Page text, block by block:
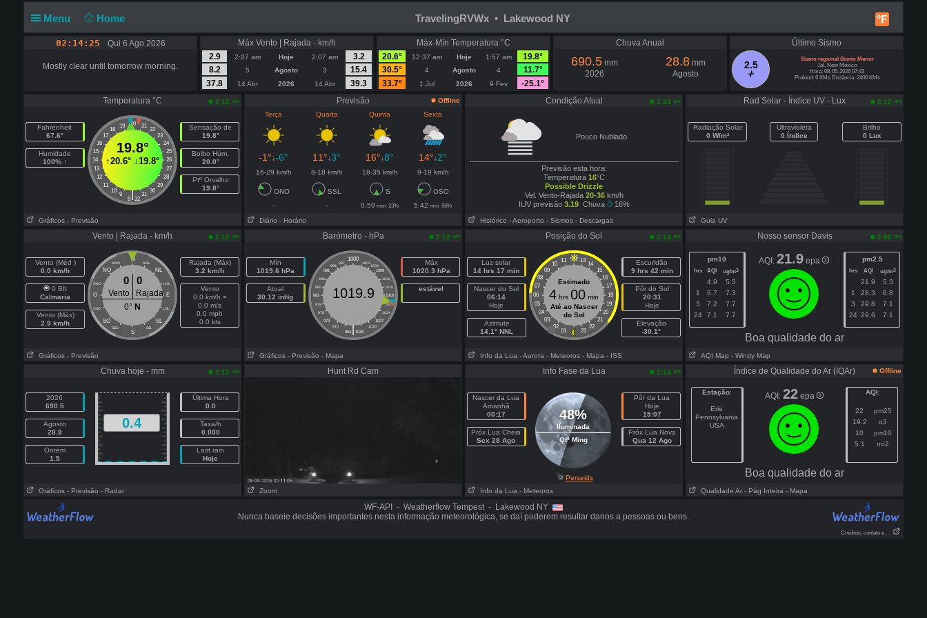
Menu Home °F
TravelingRVWx • Lakewood NY
02:14:25 Qui 6 Ago 2026
Mostly clear until tomorrow morning.
Máx Vento | Rajada - km/h
2.9
2:07 am Hoje 2:07 am
3.2
8.2
5 Agosto 3
15.4
37.8
14 Abr 2026 14 Abr 39.3
Máx-Mín Temperatura °C
20.6°
12:37 am Hoje 1:57 am
19.8°
30.5°
4 Agosto 4
11.7°
33.7°
1 Jul 2026 9 Fev -25.1°
Chuva Anual
690.5 mm
2026
28.8 mm
Agosto
Último Sismo
2.5
Sismo regional Sismo Menor
Jal, New Mexico
Hora: 08-05-2026 07:43
Profund: 6 KMs Distância: 2406 KMs
Temperatura °C 2:12 am
Fahrenheit
67.6°
Humidade
100% ↑
20
19 21
18
22
17
23
16
24
15
25
14
26
13
27
12
28
11
29
10
30
9 31
|
8 32
19.8°
↑20.6° ↓19.8°
Sensação de
19.8°
Bolbo Húm.
20.0°
Ptº Orvalho
19.8°
Gráficos - Previsão
Previsão
Offline
Terça
Quarta Quinta Sexta
-1°↓-6° 11°↓3° 16°↓8° 14°↓2°
16-29 km/h 8-18 km/h 18-35 km/h 9-19 km/h
ONO SSL S
OSO
-
- 0.59 mm 23% 5.42 mm 56%
Diário - Horário
Condição Atual 1:33 am
Pouco Nublado
Previsão esta hora:
Temperatura 16°C
Possible Drizzle
Vel. Vento-Rajada 20-36km/h
IUV previsão 3.19Chuva 16%
Histórico - Aeroporto - Sismos - Descargas
Rad Solar - Índice UV - Lux 2:12 am
Radiação Solar
0 W/m²
Ultravioleta
0 Índice
Brilho
0 Lux
Guia UV
Vento | Rajada - km/h 2:12 am
Vento (Méd )
0.0 km/h
0 Bft
Calmaria
Vento (Máx)
2.9 km/h
N
NNO NNL
NO NL
ONO LNL
O E
OSO LSL
SO SL
SSO SSL
S
0 0
Vento
Rajada
0° N
Rajada (Máx)
3.2 km/h
Vento
0.0 km/h =
0.0 m/s
0.0 mph
0.0 kts
Gráficos - Previsão
Barómetro - hPa 2:12 am
Mín
1019.6 hPa
Atual
30.12 inHg
1000
997 1003
994
1006
991
1009
988
1012
985
1015
982
1018
979
1021
976
1024
973
1027
970
1030
|
964 1036
1019.9
Máx
1020.3 hPa
estável
Gráficos - Previsão - Mapa
Posição do Sol 2:14 am
Luz solar
14 hrs 17 min
Nascer do Sol
06:14
Hoje
Azimute
14.1° NNL
11 13
10
14
09
15
08
16
07
17
06
18
05
19
04
20
03
21
02
22
01 23
Estimado
4 hrs 00 min
Até ao Nascer
do Sol
Escuridão
9 hrs 42 min
Pôr do Sol
20:31
Hoje
Elevação
-30.1°
Info da Lua - Aurora - Meteoros - Mapa - ISS
Nosso sensor Davis 2:00 am
pm10
hrs AQI ug/m3
4.9
5.3
1
6.7
7.3
3
7.2
7.7
24
7.1 7.7
AQI: 21.9 epa pm2.5
hrs AQI ug/m3
21.9
5.3
1
28.3
6.8
3
29.8
7.1
24 29.6 7.1
Boa qualidade do ar
AQI Map - Windy Map
Chuva hoje - mm 2:12 am
2026
690.5
Agosto
28.8
Ontem
1.5
0.4
Última Hora
0.0
Taxa/h
0.000
Last rain
Hoje
Gráficos - Previsão - Radar
Hunt Rd Cam
Zoom
Info Fase da Lua 2:14 am
Nascer da Lua
Amanhã
00:17
Próx Lua Cheia
Sex 28 Ago
48%
Iluminada
Qtº Ming
Pôr da Lua
Hoje
15:07
Próx Lua Nova
Qua 12 Ago
Perseids
Info da Lua - Meteoros
Índice de Qualidade do Ar (IQAr) Offline
Estação:
Erie
Pennsylvania
USA
AQI: 22 epa AQI:
22
pm25
19.2
o3
10
pm10
5.1
no2
Boa qualidade do ar
Qualidade Ar - Pág Inteira - Mapa
WF-API - Weatherflow Tempest - Lakewood NY
Nunca baseie decisões importantes nesta informação meteorológica, se daí poderem resultar danos a pessoas ou bens.
Créditos, contato e . . .